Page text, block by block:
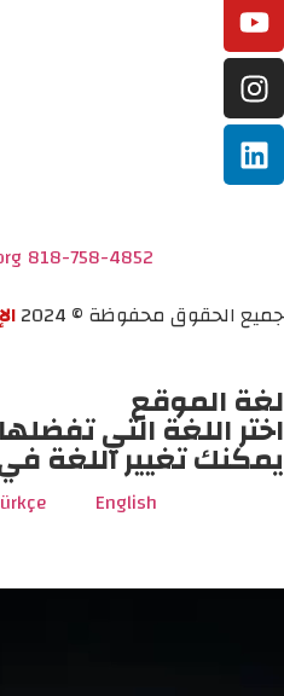
818-758-4852
جميع الحقوق محفوظة © 2024
لغة الموقع
اختر اللغة التي
يمكنك تغيير اللغة
English